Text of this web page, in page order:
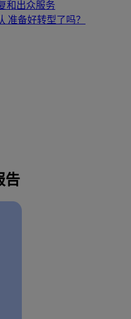
和出众服务
准备好转型了吗？
告